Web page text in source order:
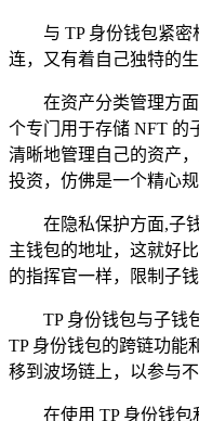
与 TP 身份钱包紧
连，又有着自己独特的
在资产分类管理方
个专门用于存储 NFT 的
清晰地管理自己的资产
投资，仿佛是一个精心规
在隐私保护方面,子
主钱包的地址，这就好
的指挥官一样，限制子
TP 身份钱包与子钱
TP 身份钱包的跨链功能
移到波场链上，以参与
在使用 TP 身份钱